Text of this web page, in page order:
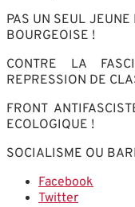
PAS UN SEUL
BOURGEOISE !
CONTRE LA
REPRESSION DE
FRONT
ECOLOGIQUE !
SOCIALISME OU
Facebook
Twitter